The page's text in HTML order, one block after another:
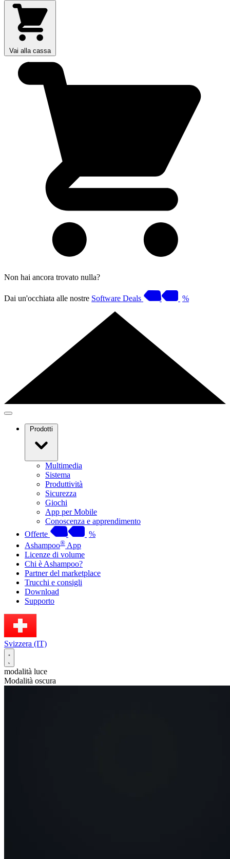
Vai alla cassa
Non hai ancora trovato nulla?
Dai un'occhiata alle nostre Software Deals %
Prodotti
Multimedia
Sistema
Produttività
Sicurezza
Giochi
App per Mobile
Conoscenza e apprendimento
Offerte
%
Ashampoo® App
Licenze di volume
Chi è Ashampoo?
Partner del marketplace
Trucchi e consigli
Download
Supporto
Svizzera (IT)
modalità luce
Modalità oscura